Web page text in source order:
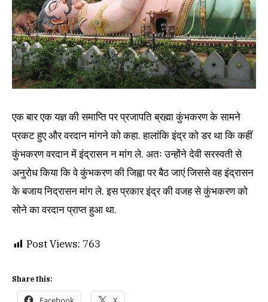
एक बार एक यज्ञ की समाप्ति पर प्रजापति ब्रह्मा कुंभकरण के सामने
प्रकट हुए और वरदान मांगने को कहा. हालांकि इंद्र को डर था कि कहीं
कुंभकरण वरदान में इंद्रासन न मांग ले. अतः उन्होंने देवी सरस्वती से
अनुरोध किया कि वे कुंभकरण की जिह्वा पर बैठ जाएं जिससे वह इंद्रासन
के बजाय निद्रासन मांग ले. इस प्रकार इंद्र की वजह से कुंभकरण को
सोने का वरदान प्राप्त हुआ था.
Post Views: 763
Share this: